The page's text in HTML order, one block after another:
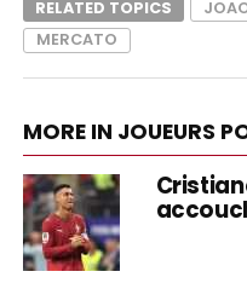
RELATED TOPICS
MERCATO
MORE IN JOUEURS